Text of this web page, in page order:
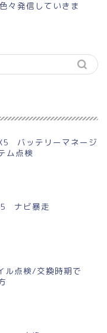
々発信していきま
バッテリーマネージ
ム点検
ナビ暴走
点検/交換時期で